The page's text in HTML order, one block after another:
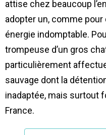
attise chez beaucoup
adopter un, comme
énergie indomptable.
trompeuse d’un gros
particulièrement
sauvage dont la
inadaptée, mais surtout
France.